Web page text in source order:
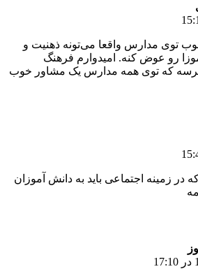
توی مدارس واقعا می‌تونه ذهنیت و
رو عوض کنه. امیدوارم فرهنگ
که توی همه مدارس یک مشاور خوب
زمینه اجتماعی باید به دانش آموزان